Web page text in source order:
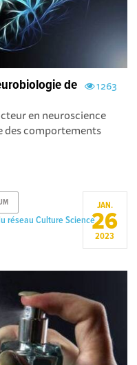
1263
de
en neuroscience
des comportements
réseau Culture Science
JAN.
26
2023